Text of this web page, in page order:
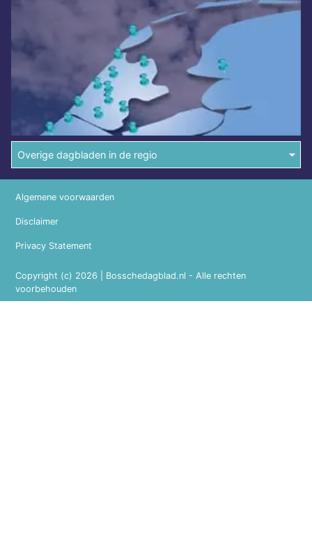
Overige dagbladen in de regio
Copyright (c) 2026 | Bosschedagblad.nl - Alle rechten
voorbehouden
Algemene voorwaarden
Disclaimer
Privacy Statement